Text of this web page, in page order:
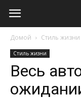
Домой Стиль жизни
Стиль жизни
Весь